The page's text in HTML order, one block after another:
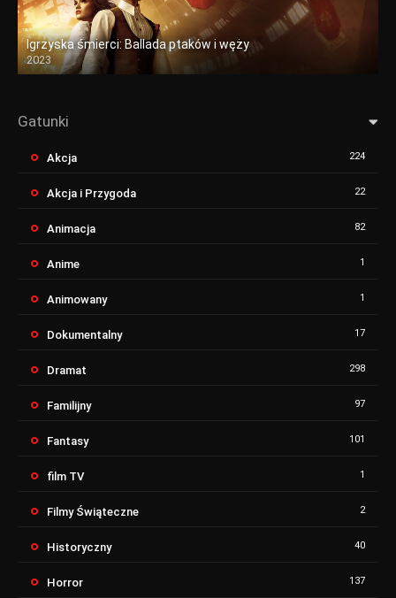
Igrzyska śmierci: Ballada ptaków i węży
2023
Gatunki
Akcja 224
Akcja i Przygoda 22
Animacja 82
Anime 1
Animowany 1
Dokumentalny 17
Dramat 298
Familijny 97
Fantasy 101
film TV 1
Filmy Świąteczne 2
Historyczny 40
Horror 137